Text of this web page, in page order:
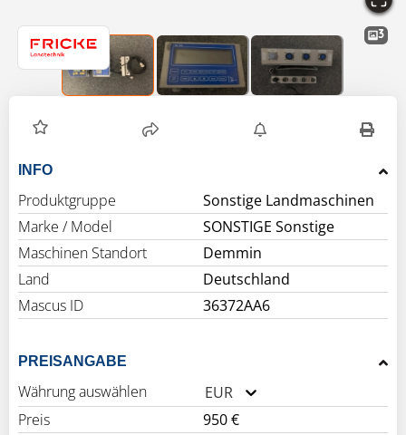
3
INFO
Produktgruppe
Sonstige Landmaschinen
Marke / Model
SONSTIGE Sonstige
Maschinen Standort
Demmin
Land
Deutschland
Mascus ID
36372AA6
PREISANGABE
Währung auswählen
EUR
Preis
950 €